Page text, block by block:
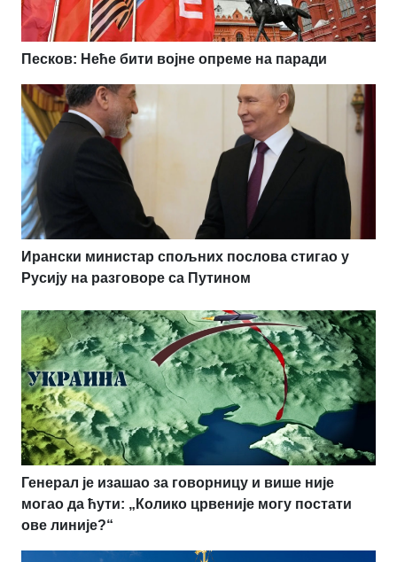
Песков: Неће бити војне опреме на паради
Ирански министар спољних послова стигао у
Русију на разговоре са Путином
Генерал је изашао за говорницу и више није
могао да ћути: „Колико црвеније могу постати
ове линије?“